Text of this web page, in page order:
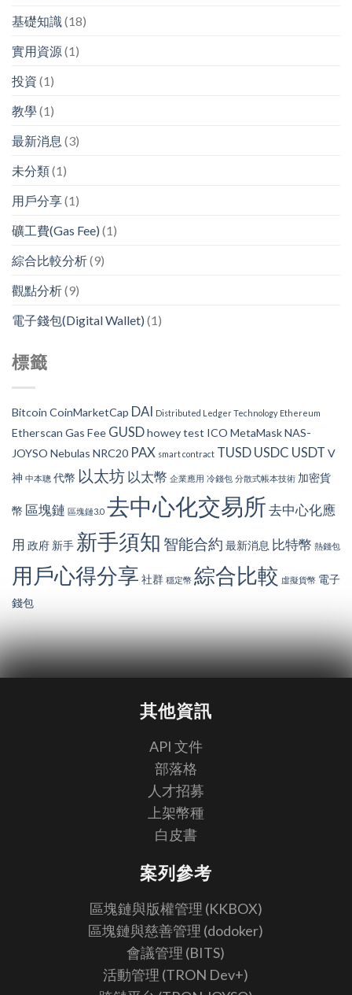
基礎知識(18)
實用資源(1)
投資 (1)
教學 (1)
最新消息 (3)
未分類(1)
用戶分享(1)
礦工費(Gas Fee) (1)
綜合比較分析(9)
觀點分析(9)
電子錢包(Digital Wallet) (1)
標籤
Bitcoin CoinMarketCap DAI Distributed Ledger Technology Ethereum
Etherscan Gas Fee GUSDhowey test ICO MetaMaskNAS-
JOYSO Nebulas NRC20 PAX smart contract TUSD USDC USDT V
神 中本聰 代幣 以太坊 以太幣 企業應用 冷錢包 分散式帳本技術 加密貨
幣 區塊鏈 區塊鏈3.0 去中心化交易所 去中心化應
用 政府 新手 新手須知 智能合約 最新消息 比特幣 熱錢包
用戶心得分享 社群 穩定幣 綜合比較 虛擬貨幣 電子
錢包
其他資訊
API 文件
部落格
人才招募
上架幣種
白皮書
案列參考
區塊鏈與版權管理 (KKBOX)
區塊鏈與慈善管理 (dodoker)
會議管理 (BITS)
活動管理 (TRON Dev+)